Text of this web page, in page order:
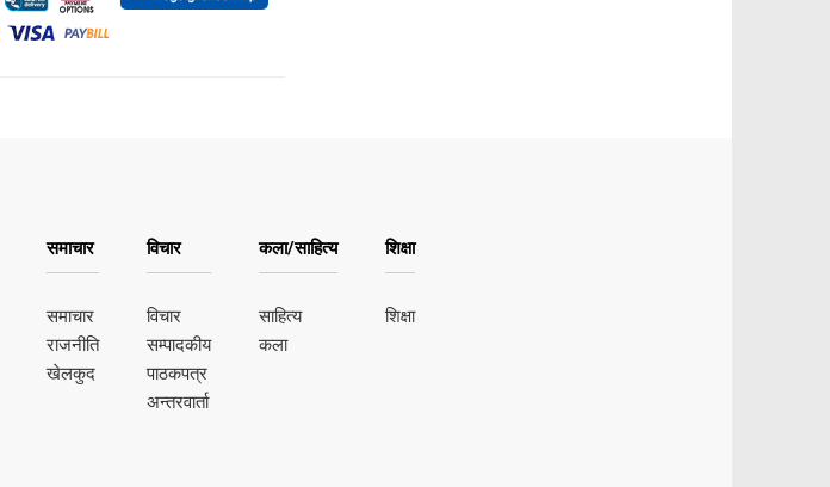
समाचार
समाचार
राजनीति
खेलकुद
विचार
विचार
सम्पादकीय
पाठकपत्र
अन्तरवार्ता
कला/साहित्य
साहित्य
कला
शिक्षा
शिक्षा